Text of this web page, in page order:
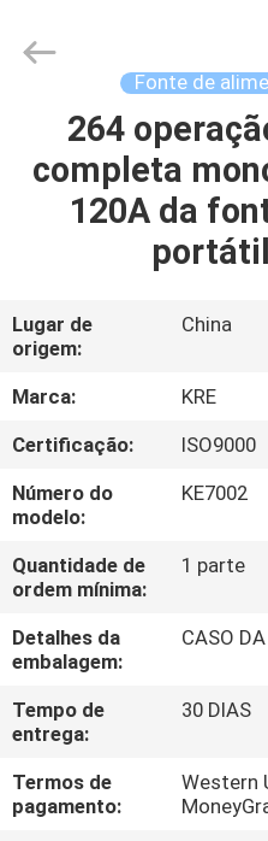
CASA
PRODUTOS
NÓS
EXCURSÃO
DA
FÁBRICA
CONTROLE
DA
QUALIDADE
CONTACTE-
NOS
Enterprises
Fonte de
264
completa
120A da
Lugar de
origem:
China
Marca:
KRE
Certificação:
ISO9000
Número do
modelo:
KE7002
Quantidade de
ordem mínima:
1 parte
Detalhes da
embalagem:
CASO
Tempo de
entrega:
30 DIAS
Termos de
pagamento:
Western